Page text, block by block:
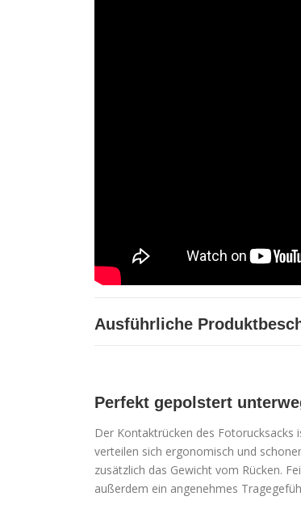
Ausführliche
Perfekt gepolstert
Der Kontaktrücken des
verteilen sich ergonomisch und
zusätzlich das Gewicht vom Rücken.
außerdem ein angenehmes